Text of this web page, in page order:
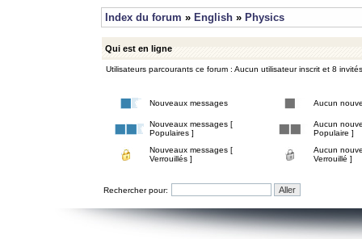
Index du forum » English » Physics
Qui est en ligne
Utilisateurs parcourants ce forum : Aucun utilisateur inscrit et 8 invités
Nouveaux messages Aucun
Nouveaux messages [
Populaires ]
Aucun
Populaire ]
Nouveaux messages [
Verrouillés ]
Aucun
Verrouillé ]
Rechercher pour: